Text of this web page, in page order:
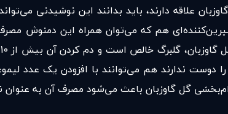
علاقه دارند، باید بدانند این نوشیدنی
هم که می‌توان همراه این دمنوش
را دوست ندارند هم می‌توانند با افزودن یک عدد
گل گاوزبان باعث می‌شود مصرف آن به